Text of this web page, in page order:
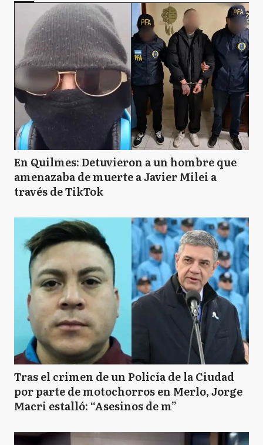
En Quilmes: Detuvieron a un hombre que
amenazaba de muerte a Javier Milei a
través de TikTok
Tras el crimen de un Policía de la Ciudad
por parte de motochorros en Merlo, Jorge
Macri estalló: “Asesinos de m”